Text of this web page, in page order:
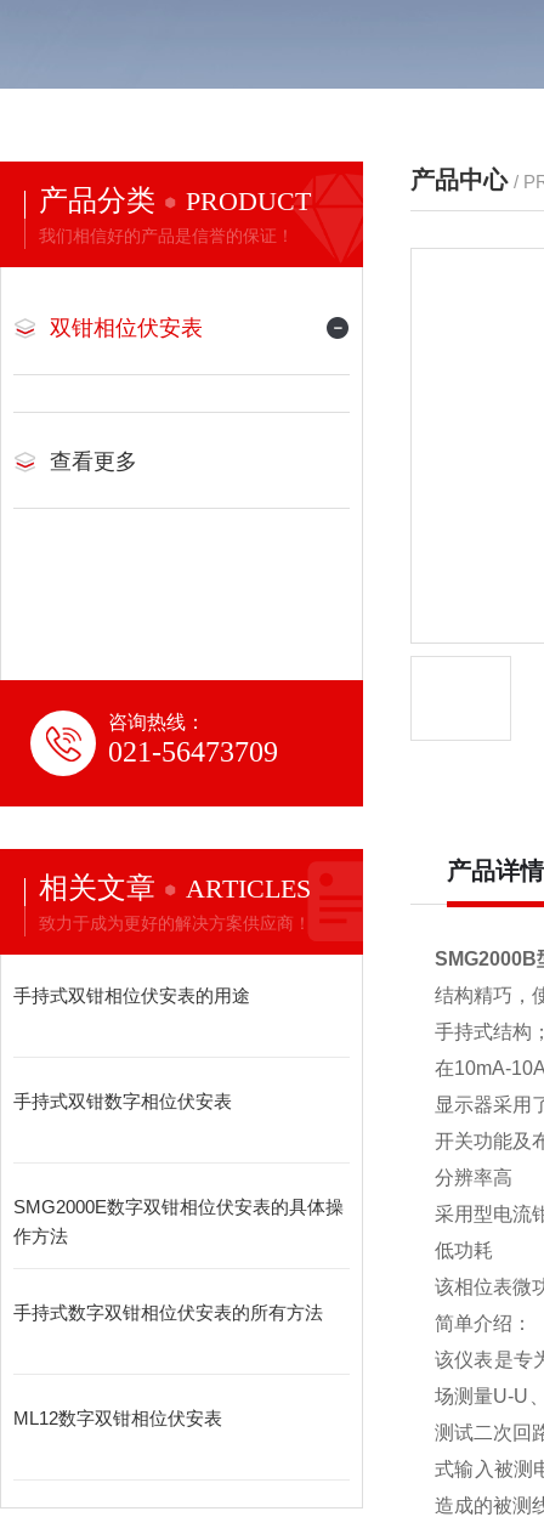
产品分类 PRODUCT
我们相信好的产品是信誉的保证！
双钳相位伏安表
查看更多
咨询热线：
021-56473709
相关文章 ARTICLES
致力于成为更好的解决方案供应商！
手持式双钳相位伏安表的用途
手持式双钳数字相位伏安表
SMG2000E数字双钳相位伏安表的具体操
作方法
手持式数字双钳相位伏安表的所有方法
ML12数字双钳相位伏安表
产品中心 /
产品详情
SMG2000B
结构精巧，
手持式结构
在10mA-
显示器采用
开关功能及
分辨率高
采用型电流
低功耗
该相位表微
简单介绍：
该仪表是专
场测量U-U
测试二次回
式输入被测
造成的被测